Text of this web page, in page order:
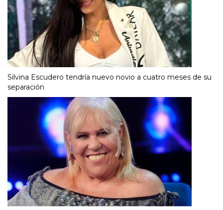
Silvina Escudero tendría nuevo novio a cuatro meses de su
separación